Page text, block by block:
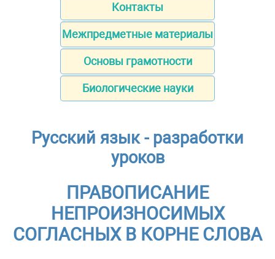
Контакты
Межпредметные материалы
Основы грамотности
Биологические науки
Русский язык - разработки
уроков
ПРАВОПИСАНИЕ
НЕПРОИЗНОСИМЫХ
СОГЛАСНЫХ В КОРНЕ СЛОВА